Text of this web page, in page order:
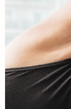
椅子ピラティ
トのお知らせ